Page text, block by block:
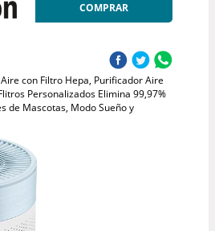
COMPRAR
con Filtro Hepa, Purificador Aire
Personalizados Elimina 99,97%
de Mascotas, Modo Sueño y